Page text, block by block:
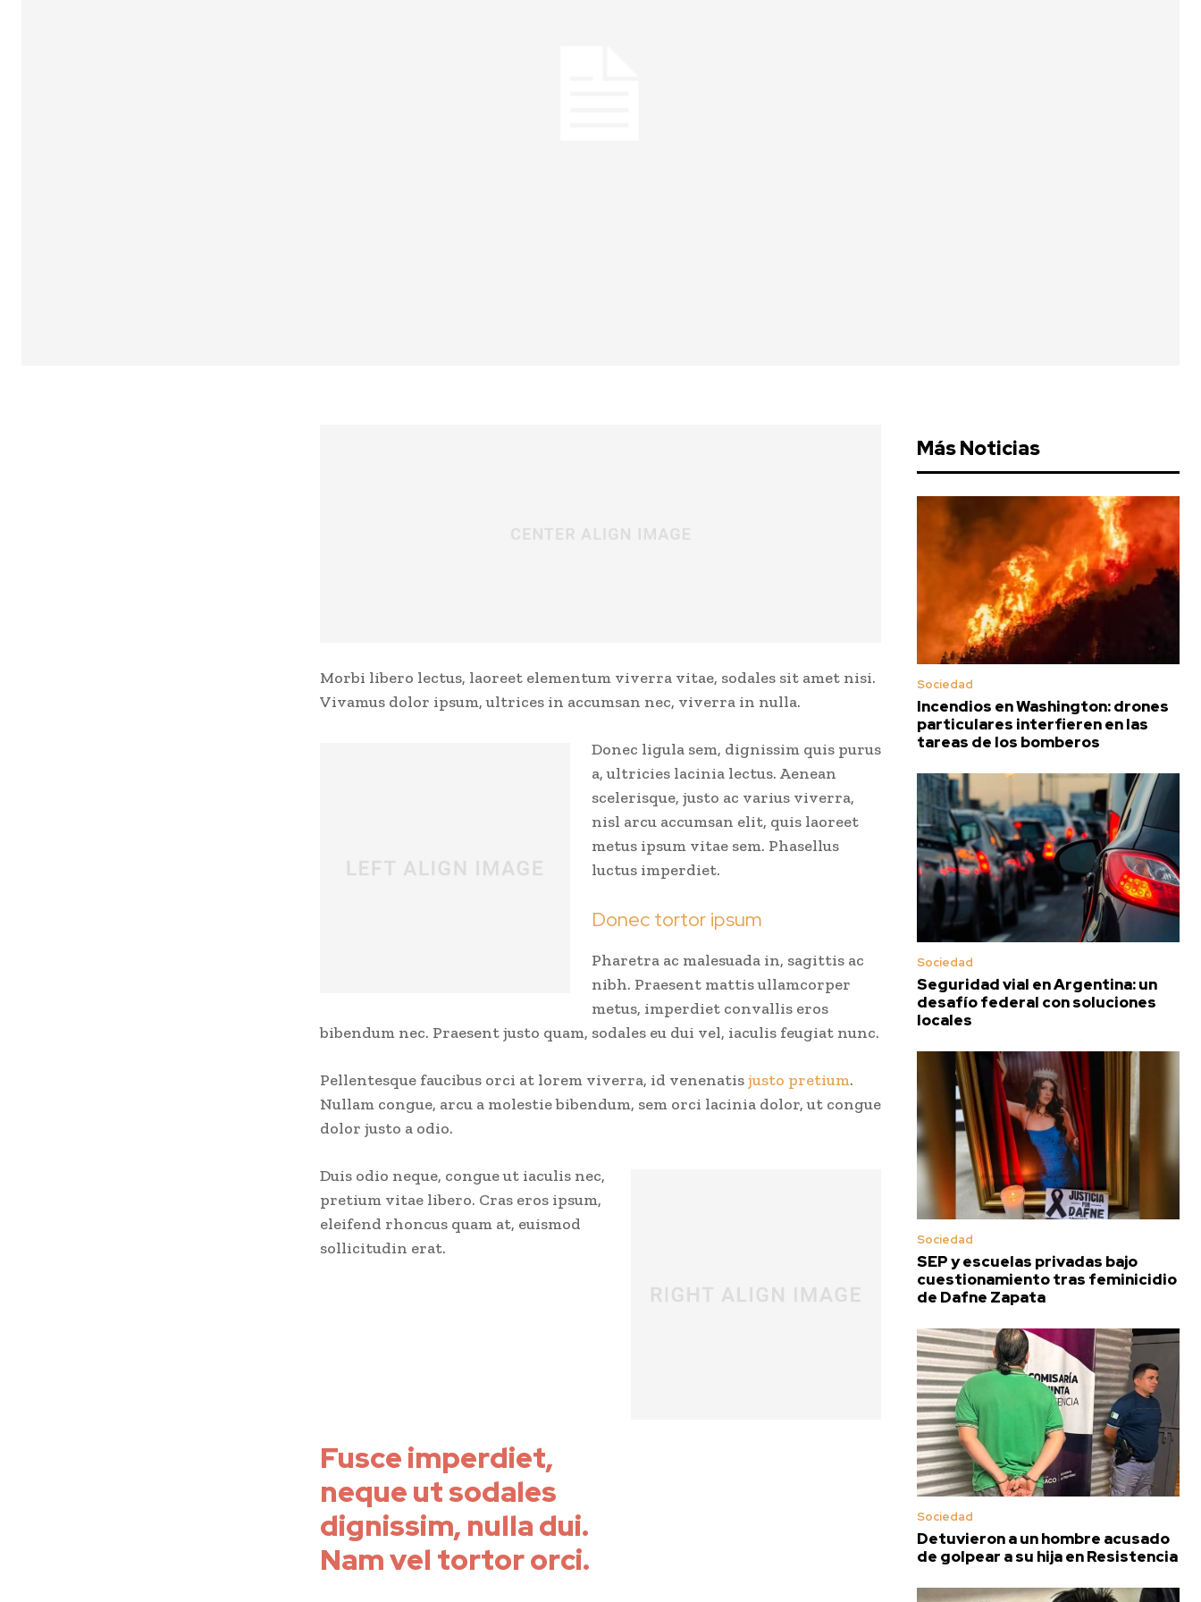
Morbi libero lectus, laoreet elementum viverra vitae, sodales sit amet nisi.
Vivamus dolor ipsum, ultrices in accumsan nec, viverra in nulla.
Donec ligula sem, dignissim quis purus
a, ultricies lacinia lectus. Aenean
scelerisque, justo ac varius viverra,
nisl arcu accumsan elit, quis laoreet
metus ipsum vitae sem. Phasellus
luctus imperdiet.
Donec tortor ipsum
Pharetra ac malesuada in, sagittis ac
nibh. Praesent mattis ullamcorper
metus, imperdiet convallis eros
bibendum nec. Praesent justo quam, sodales eu dui vel, iaculis feugiat nunc.
Pellentesque faucibus orci at lorem viverra, id venenatisjusto pretium.
Nullam congue, arcu a molestie bibendum, sem orci lacinia dolor, ut congue
dolor justo a odio.
Duis odio neque, congue ut iaculis nec,
pretium vitae libero. Cras eros ipsum,
eleifend rhoncus quam at, euismod
sollicitudin erat.
Fusce imperdiet,
neque ut sodales
dignissim, nulla dui.
Nam vel tortor orci.
Más Noticias
Sociedad
Incendios en Washington: drones
particulares interfieren en las
tareas de los bomberos
Sociedad
Seguridad vial en Argentina: un
desafío federal con soluciones
locales
Sociedad
SEP y escuelas privadas bajo
cuestionamiento tras feminicidio
de Dafne Zapata
Sociedad
Detuvieron a un hombre acusado
de golpear a su hija en Resistencia